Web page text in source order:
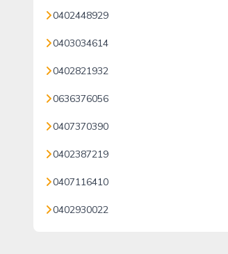
0402448929
0403034614
0402821932
0636376056
0407370390
0402387219
0407116410
0402930022